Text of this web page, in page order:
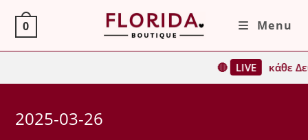
content
0 Menu
🔴 LIVE κάθε
2025-03-26